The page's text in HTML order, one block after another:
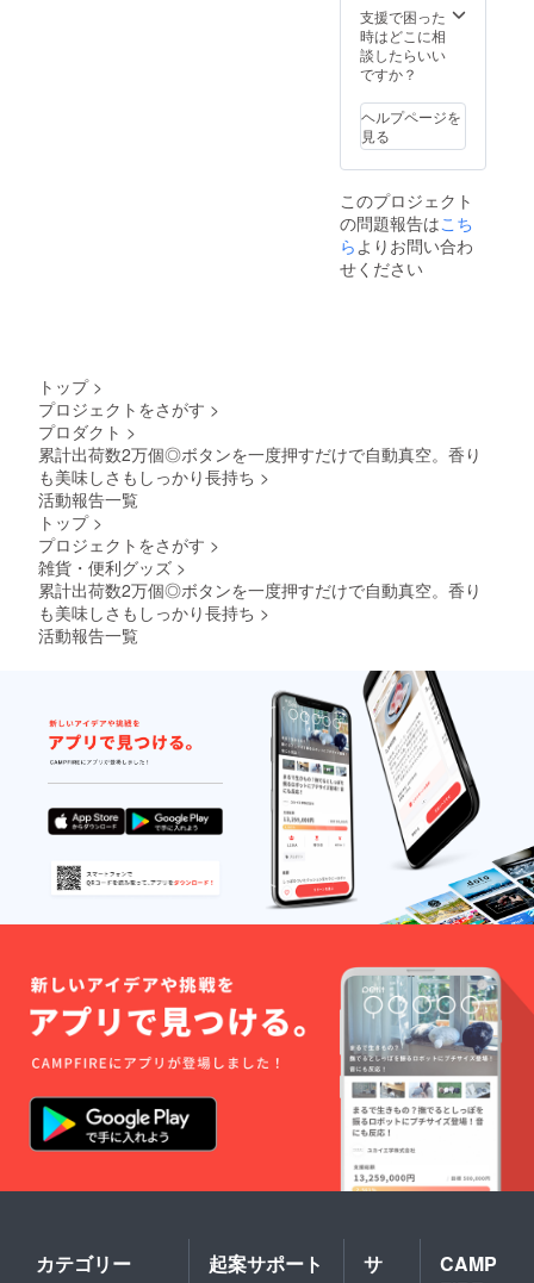
ある方はこの機会をお見逃
しなく！https://camp-
fire.jp/projects/view/770033
Brightチームは、当プロジェ
クトをもっと多くの方に
知っていただきたいと考え
ております。よかったら、
FacebookやTwitter等のSNS
でのシェア・拡散をお願い
#brightdiyどうぞよろしくお
願い致します。Brightチーム
プなど
にて一
般販売
開始予
す。
類似商
品が発
生する
可能性
ます。
ご了承
頂いた
上でご
けます
様お願
い致し
ます。
2025年
開始予
上の都
合等に
より出
荷時期
る場合
があり
ます。
皆様の
より量
産効率
が向上
した場
合、正
ます。
類似商
ご了承
頂いた
様お願
い致し
ます。
2025年
03月頃
からオ
ンライ
ン
ショッ
プなど
にて一
般販売
開始予
定で
支援で困った
時はどこに相
談したらいい
ですか？
ヘルプページを
見る
このプロジェクト
の問題報告はこち
ら よりお問い合わ
せください
トップ >
プロジェクトをさがす >
プロダクト >
累計出荷数2万個◎ボタンを一度押すだけで自動真空。香り
も美味しさもしっかり長持ち >
活動報告一覧
トップ >
プロジェクトをさがす >
雑貨・便利グッズ >
累計出荷数2万個◎ボタンを一度押すだけで自動真空。香り
も美味しさもしっかり長持ち >
活動報告一覧
カテゴリー 起案サポート
サ
CAMP